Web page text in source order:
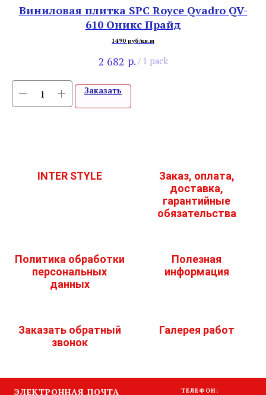
Виниловая плитка SPC Royce Qvadro QV-
610 Оникс Прайд
1490 руб/кв.м
2 682 р. / 1 pack
Заказать
INTER STYLE
Заказ, оплата,
доставка,
гарантийные
обязательства
Политика обработки
персональных
данных
Полезная
информация
Заказать обратный
звонок
Галерея работ
ЭЛЕКТРОННАЯ ПОЧТА
ТЕЛЕФОН: